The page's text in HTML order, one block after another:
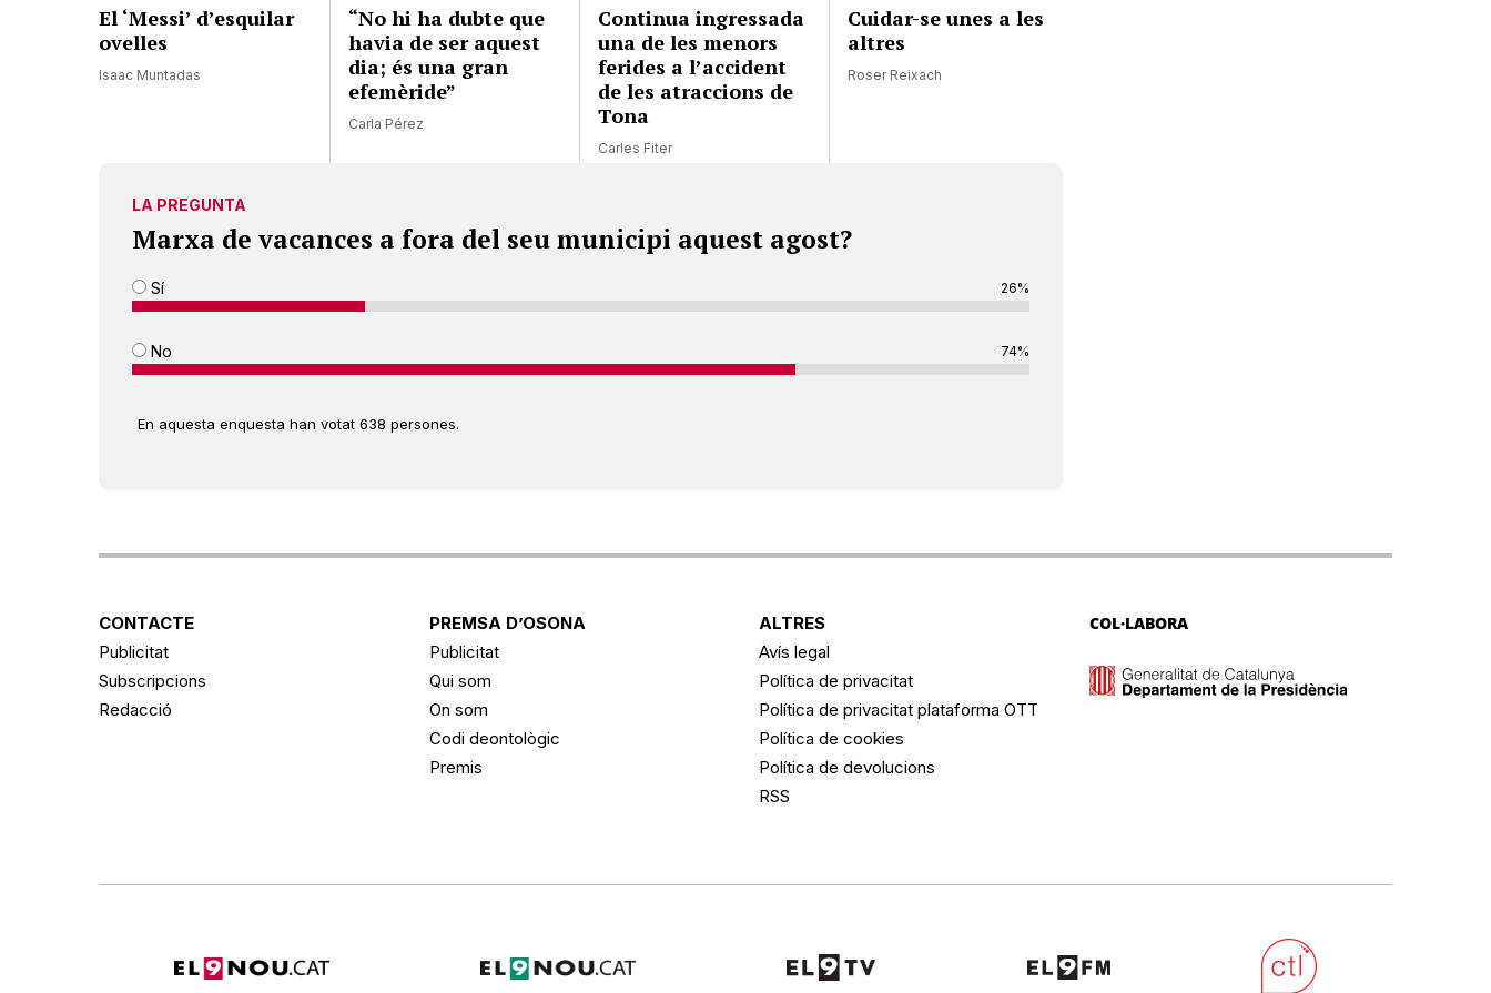
El ‘Messi’ d’esquilar
ovelles
Isaac Muntadas
“No hi ha dubte que
havia de ser aquest
dia; és una gran
efemèride”
Carla Pérez
Continua ingressada
una de les menors
ferides a l’accident
de les atraccions de
Tona
Carles Fiter
Cuidar-se unes a les
altres
Roser Reixach
LA PREGUNTA
Marxa de vacances a fora del seu municipi aquest agost?
Sí 26%
No 74%
En aquesta enquesta han votat 638 persones.
CONTACTE
Publicitat
Subscripcions
Redacció
PREMSA D’OSONA
Publicitat
Qui som
On som
Codi deontològic
Premis
ALTRES
Avís legal
Política de privacitat
Política de privacitat plataforma OTT
Política de cookies
Política de devolucions
RSS
COL·LABORA